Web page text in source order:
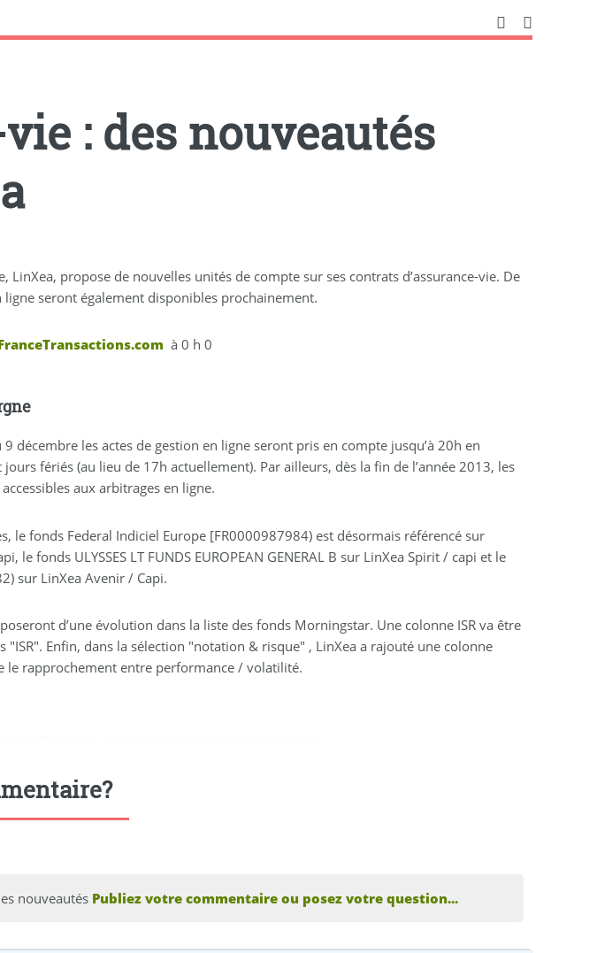
: des nouveautés
LinXea, propose de nouvelles unités de compte sur ses contrats d’assurance-vie. De
seront également disponibles prochainement.
à 0 h 0
décembre les actes de gestion en ligne seront pris en compte jusqu’à 20h en
fériés (au lieu de 17h actuellement). Par ailleurs, dès la fin de l’année 2013, les
aux arbitrages en ligne.
le fonds Federal Indiciel Europe [FR0000987984) est désormais référencé sur
le fonds ULYSSES LT FUNDS EUROPEAN GENERAL B sur LinXea Spirit / capi et le
sur LinXea Avenir / Capi.
d’une évolution dans la liste des fonds Morningstar. Une colonne ISR va être
Enfin, dans la sélection "notation & risque" , LinXea a rajouté une colonne
le rapprochement entre performance / volatilité.
nouveautés Publiez votre commentaire ou posez votre question...